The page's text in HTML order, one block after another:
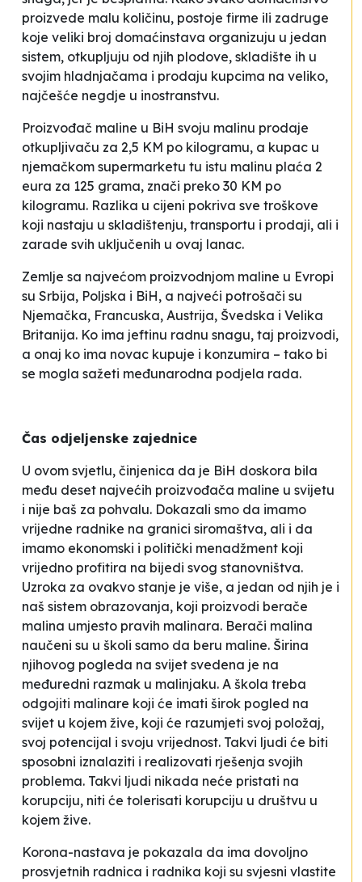
proizvede malu količinu, postoje firme ili zadruge
koje veliki broj domaćinstava organizuju u jedan
sistem, otkupljuju od njih plodove, skladište ih u
svojim hladnjačama i prodaju kupcima na veliko,
najčešće negdje u inostranstvu.
Proizvođač maline u BiH svoju malinu prodaje
otkupljivaču za 2,5 KM po kilogramu, a kupac u
njemačkom supermarketu tu istu malinu plaća 2
eura za 125 grama, znači preko 30 KM po
kilogramu. Razlika u cijeni pokriva sve troškove
koji nastaju u skladištenju, transportu i prodaji, ali i
zarade svih uključenih u ovaj lanac.
Zemlje sa najvećom proizvodnjom maline u Evropi
su Srbija, Poljska i BiH, a najveći potrošači su
Njemačka, Francuska, Austrija, Švedska i Velika
Britanija. Ko ima jeftinu radnu snagu, taj proizvodi,
a onaj ko ima novac kupuje i konzumira – tako bi
se mogla sažeti međunarodna podjela rada.
Čas odjeljenske zajednice
U ovom svjetlu, činjenica da je BiH doskora bila
među deset najvećih proizvođača maline u svijetu
i nije baš za pohvalu. Dokazali smo da imamo
vrijedne radnike na granici siromaštva, ali i da
imamo ekonomski i politički menadžment koji
vrijedno profitira na bijedi svog stanovništva.
Uzroka za ovakvo stanje je više, a jedan od njih je i
naš sistem obrazovanja, koji proizvodi berače
malina umjesto pravih malinara. Berači malina
naučeni su u školi samo da beru maline. Širina
njihovog pogleda na svijet svedena je na
međuredni razmak u malinjaku. A škola treba
odgojiti malinare koji će imati širok pogled na
svijet u kojem žive, koji će razumjeti svoj položaj,
svoj potencijal i svoju vrijednost. Takvi ljudi će biti
sposobni iznalaziti i realizovati rješenja svojih
problema. Takvi ljudi nikada neće pristati na
korupciju, niti će tolerisati korupciju u društvu u
kojem žive.
Korona-nastava je pokazala da ima dovoljno
prosvjetnih radnica i radnika koji su svjesni vlastite